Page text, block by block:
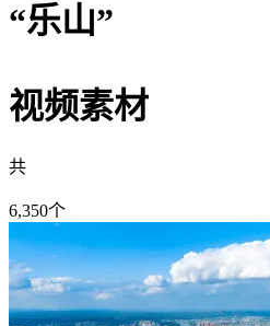
“乐山”
视频素材
共
6,350个